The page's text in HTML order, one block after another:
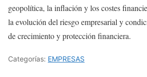
geopolítica, la inflación y los costes
la evolución del riesgo empresarial y
de crecimiento y protección financiera.
Categorías: EMPRESAS